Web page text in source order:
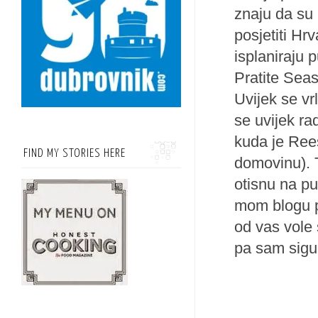
znaju da
posjetiti
isplaniraju
Pratite
Uvijek se
se uvijek
kuda je
domovinu).
otisnu na
mom blogu
od vas vole
pa sam
FIND MY STORIES HERE